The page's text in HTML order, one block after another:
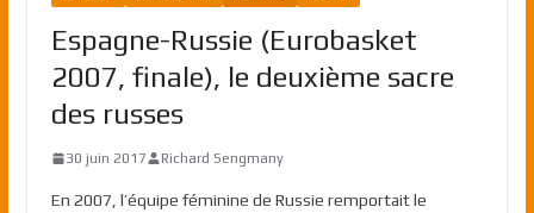
Espagne-Russie (Eurobasket
2007, finale), le deuxième sacre
des russes
30 juin 2017 Richard Sengmany
En 2007, l’équipe féminine de Russie remportait le